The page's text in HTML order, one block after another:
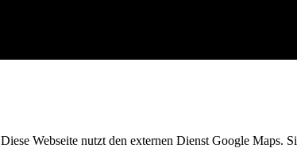
Diese Webseite nutzt den externen Dienst Google Maps.